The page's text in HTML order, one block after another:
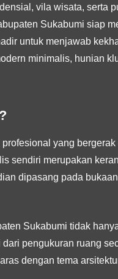
vila wisata, serta
Sukabumi siap
untuk menjawab
minimalis, hunian
yang
sendiri merupakan
dipasang pada
Sukabumi tidak
pengukuran ruang
dengan tema